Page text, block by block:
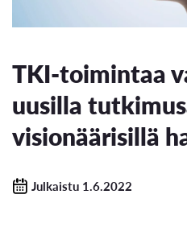
TKI-toimintaa
uusilla
visionäärisillä
Julkaistu 1.6.2022